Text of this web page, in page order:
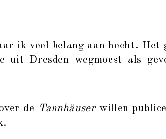
ik veel belang aan hecht. Het
uit Dresden wegmoest als
de Tannhäuserwillen